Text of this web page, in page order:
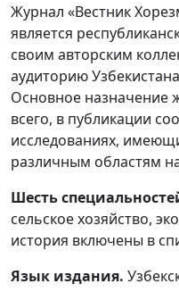
Volume 3_1, 2020
Volume 3_2, 2026
Volume 5_5, 2026
Volume 5_4, 2026
Volume 5_3, 2026
Volume 5_2, 2026
Volume 5_1, 2026
Volume 4_5, 2026
Журнал «Вестник
является
своим авторским
аудиторию
Основное назначение
всего, в публикации
исследованиях,
различным областям
Шесть
сельское хозяйство,
история включены в
Язык издания.